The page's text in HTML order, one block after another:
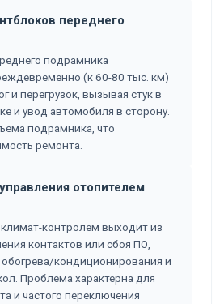
переднего
подрамника
(к 60-80 тыс. км)
и перегрузок, вызывая стук в
и увод автомобиля в сторону.
подрамника, что
ремонта.
отопителем
контролем выходит из
контактов или сбоя ПО,
обогрева/кондиционирования и
Проблема характерна для
и частого переключения